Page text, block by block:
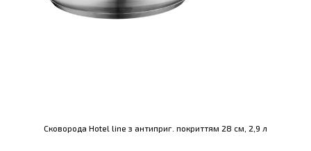
Сковорода Hotel line з антиприг. покриттям 28 см, 2,9 л